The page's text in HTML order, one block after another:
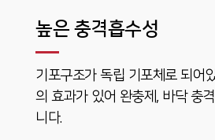
높은 충격흡수성
기포구조가 독립 기포체로 되어
의 효과가 있어 완충제, 바닥 충
니다.